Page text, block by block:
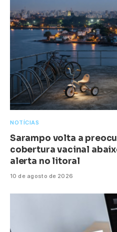
NOTÍCIAS
Sarampo volta a
cobertura vacinal
alerta no litoral
10 de agosto de 2026